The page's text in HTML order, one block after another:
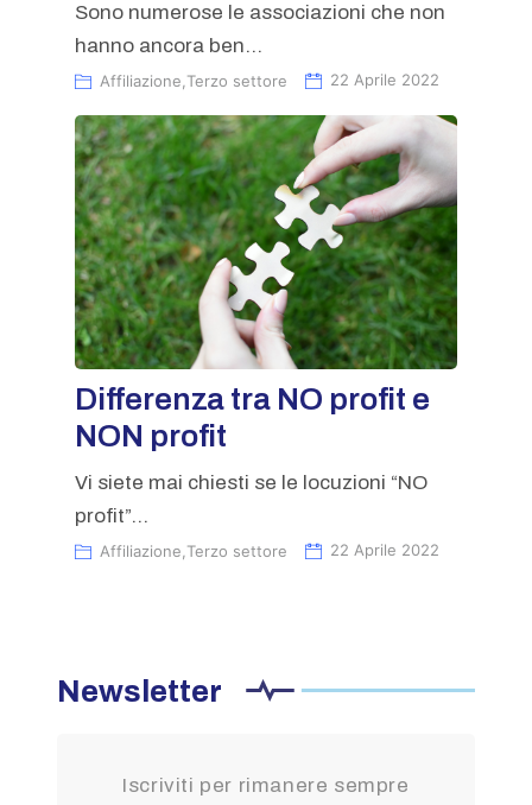
Sono numerose le associazioni che non
hanno ancora ben...
Affiliazione Terzo settore 22 Aprile 2022
Differenza tra NO profit e
NON profit
Vi siete mai chiesti se le locuzioni “NO
profit”...
Affiliazione Terzo settore 22 Aprile 2022
Newsletter
Iscriviti per rimanere sempre